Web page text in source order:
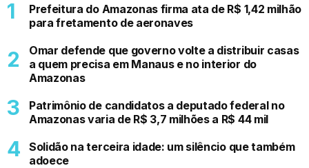
Prefeitura do Amazonas firma ata de R$ 1,42 milhão
para fretamento de aeronaves
Omar defende que governo volte a distribuir casas
a quem precisa em Manaus e no interior do
Amazonas
Patrimônio de candidatos a deputado federal no
Amazonas varia de R$ 3,7 milhões a R$ 44 mil
Solidão na terceira idade: um silêncio que também
adoece